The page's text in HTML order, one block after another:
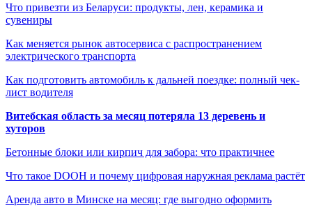
Что привезти из Беларуси: продукты, лен, керамика и
сувениры
Как меняется рынок автосервиса с распространением
электрического транспорта
Как подготовить автомобиль к дальней поездке: полный чек-
лист водителя
Витебская область за месяц потеряла 13 деревень и
хуторов
Бетонные блоки или кирпич для забора: что практичнее
Что такое DOOH и почему цифровая наружная реклама растёт
Аренда авто в Минске на месяц: где выгодно оформить